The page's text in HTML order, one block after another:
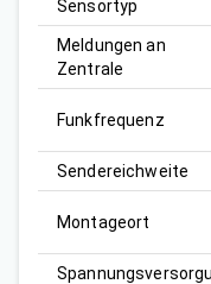
Sensortyp
Meldungen an
Zentrale
Funkfrequenz
Sendereichweite
Montageort